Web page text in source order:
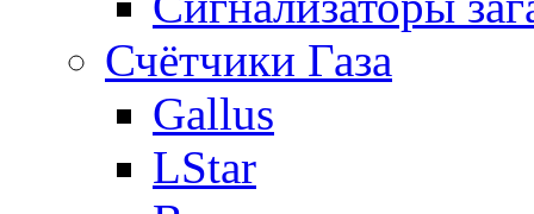
Счётчики Газа
Gallus
LStar